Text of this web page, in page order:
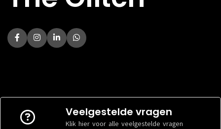
Veelgestelde vragen
Klik hier voor alle veelgestelde vragen